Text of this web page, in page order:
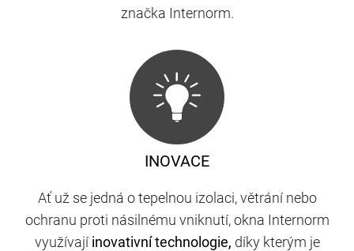
značka Internorm.
INOVACE
Ať už se jedná o tepelnou izolaci, větrání nebo
ochranu proti násilnému vniknutí, okna Internorm
využívají inovativní technologie, díky kterým je